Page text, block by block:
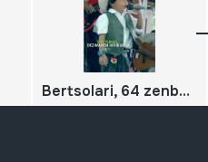
Bertsolari, 64 zenbakia; Las Tunas, Dezimaren hiriburua (1/2)